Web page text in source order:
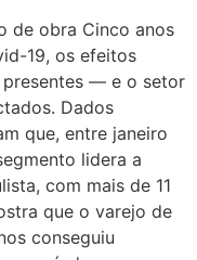
de obra Cinco anos
19, os efeitos
— e o setor
Dados
que, entre janeiro
lidera a
com mais de 11
que o varejo de
conseguiu